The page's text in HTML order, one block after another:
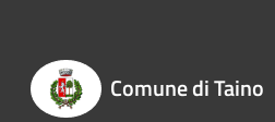
Comune di Taino